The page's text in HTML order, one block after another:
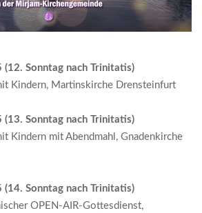
Sonntag nach Trinitatis)
Kindern, Martinskirche Drensteinfurt
(13. Sonntag nach Trinitatis)
Kindern mit Abendmahl, Gnadenkirche
(14. Sonntag nach Trinitatis)
OPEN-AIR-Gottesdienst,